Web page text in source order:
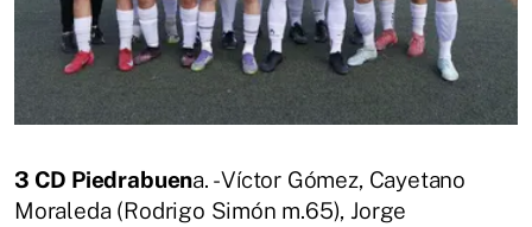
3 CD Piedrabuena. - Víctor Gómez, Cayetano
Moraleda (Rodrigo Simón m.65), Jorge